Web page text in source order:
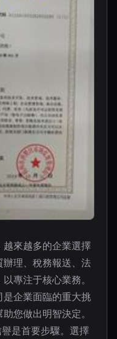
來越多的企業選擇
理、稅務報送、法
專注于核心業務。
企業面臨的重大挑
您做出明智決定。
是首要步驟。選擇